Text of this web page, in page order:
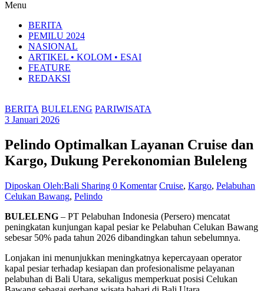
Menu
BERITA
PEMILU 2024
NASIONAL
ARTIKEL • KOLOM • ESAI
FEATURE
REDAKSI
BERITA BULELENG PARIWISATA
3 Januari 2026
Pelindo Optimalkan Layanan Cruise dan
Kargo, Dukung Perekonomian Buleleng
Diposkan Oleh:Bali Sharing 0 Komentar Cruise, Kargo, Pelabuhan
Celukan Bawang, Pelindo
BULELENG – PT Pelabuhan Indonesia (Persero) mencatat
peningkatan kunjungan kapal pesiar ke Pelabuhan Celukan Bawang
sebesar 50% pada tahun 2026 dibandingkan tahun sebelumnya.
Lonjakan ini menunjukkan meningkatnya kepercayaan operator
kapal pesiar terhadap kesiapan dan profesionalisme pelayanan
pelabuhan di Bali Utara, sekaligus memperkuat posisi Celukan